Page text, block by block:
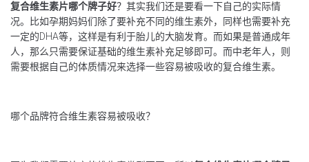
复合维生素片哪个牌子好？其实我们还是要看一下自己的实际情
况。比如孕期妈妈们除了要补充不同的维生素外，同样也需要补充
一定的DHA等，这样是有利于胎儿的大脑发育。而如果是普通成年
人，那么只需要保证基础的维生素补充足够即可。而中老年人，则
需要根据自己的体质情况来选择一些容易被吸收的复合维生素。
哪个品牌符合维生素容易被吸收？